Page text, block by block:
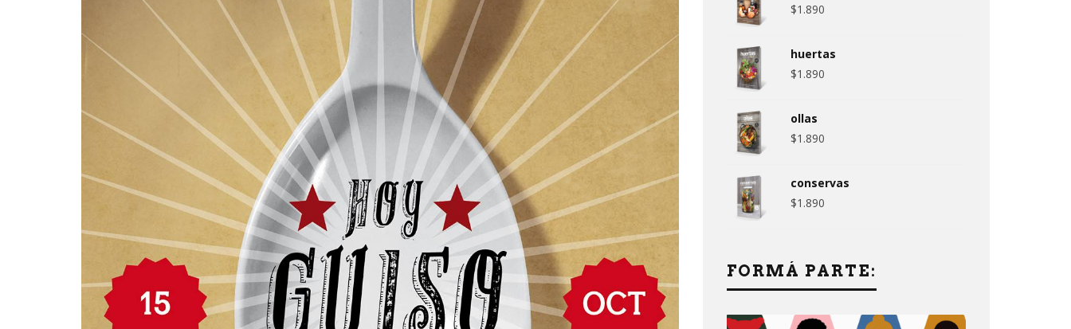
$1.890
huertas
$1.890
ollas
$1.890
conservas
$1.890
FORMÁ PARTE: